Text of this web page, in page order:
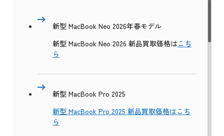
新型 MacBook Neo 2026年春モデル
新型 MacBook Neo 2026 新品買取価格はこち
ら
新型 MacBook Pro 2025
新型 MacBook Pro 2025 新品買取価格はこち
ら